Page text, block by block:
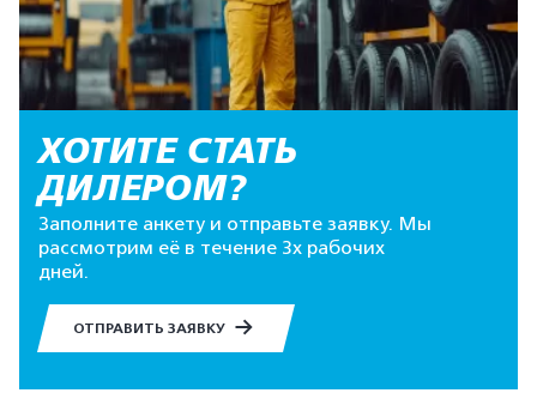
ХОТИТЕ СТАТЬ
ДИЛЕРОМ?
Заполните анкету и отправьте заявку. Мы
рассмотрим её в течение 3х рабочих
дней.
ОТПРАВИТЬ ЗАЯВКУ